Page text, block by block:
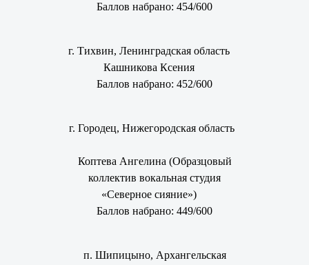
Баллов набрано: 454/600
г. Тихвин, Ленинградская область
Кашникова Ксения
Баллов набрано: 452/600
г. Городец, Нижегородская область
Коптева Ангелина (Образцовый
коллектив вокальная студия
«Северное сияние»)
Баллов набрано: 449/600
п. Шипицыно, Архангельская